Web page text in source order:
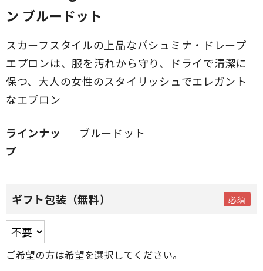
ン ブルードット
スカーフスタイルの上品なパシュミナ・ドレープ
エプロンは、服を汚れから守り、ドライで清潔に
保つ、大人の女性のスタイリッシュでエレガント
なエプロン
ラインナッ
プ
ブルードット
ギフト包装（無料）
ご希望の方は希望を選択してください。